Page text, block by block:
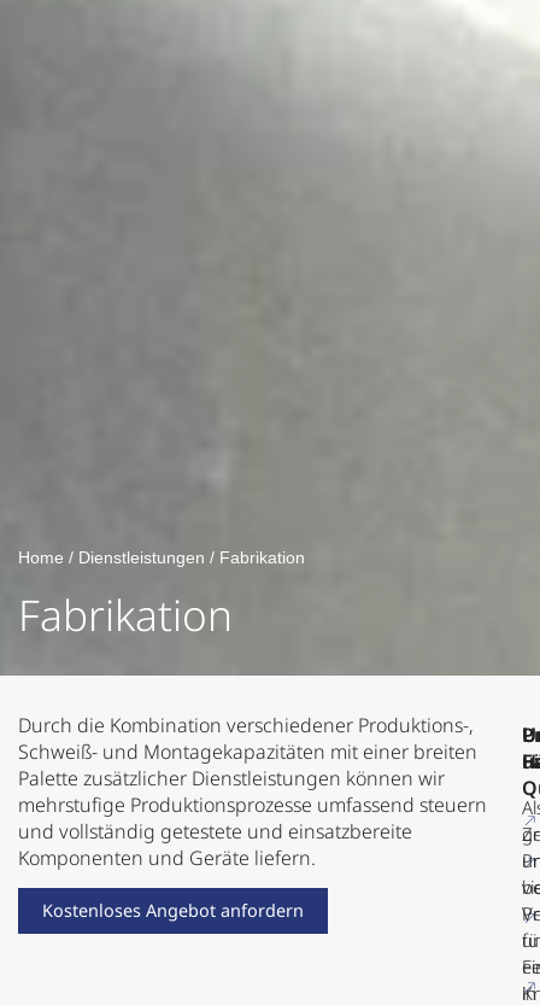
Home / Dienstleistungen / Fabrikation
Fabrikation
Durch die Kombination verschiedener Produktions-,
Schweiß- und Montagekapazitäten mit einer breiten
Palette zusätzlicher Dienstleistungen können wir
mehrstufige Produktionsprozesse umfassend steuern
und vollständig getestete und einsatzbereite
Komponenten und Geräte liefern.
Kostenloses Angebot anfordern
in